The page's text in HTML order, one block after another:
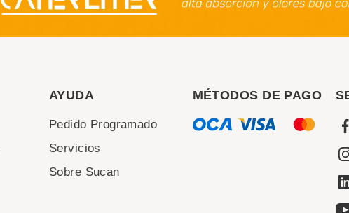
AYUDA
Pedido Programado
Servicios
Sobre Sucan
MÉTODOS DE PAGO